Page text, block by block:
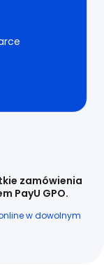
zamówienia
PayU GPO.
w dowolnym